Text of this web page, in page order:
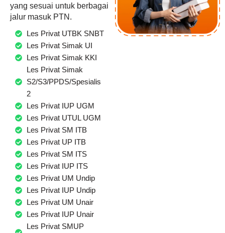
yang sesuai untuk berbagai
jalur masuk PTN.
Les Privat UTBK SNBT
Les Privat Simak UI
Les Privat Simak KKI
Les Privat Simak
S2/S3/PPDS/Spesialis
2
Les Privat IUP UGM
Les Privat UTUL UGM
Les Privat SM ITB
Les Privat UP ITB
Les Privat SM ITS
Les Privat IUP ITS
Les Privat UM Undip
Les Privat IUP Undip
Les Privat UM Unair
Les Privat IUP Unair
Les Privat SMUP